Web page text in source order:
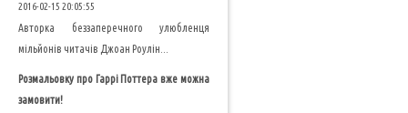
2016-02-15 20:05:55
Авторка беззаперечного улюбленця
мільйонів читачів Джоан Роулін...
Розмальовку про Гаррі Поттера вже можна
замовити!